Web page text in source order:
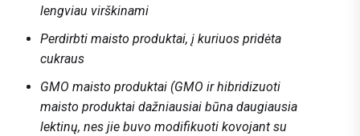
lengviau virškinami
Perdirbti maisto produktai, į kuriuos pridėta
cukraus
GMO maisto produktai (GMO ir hibridizuoti
maisto produktai dažniausiai būna daugiausia
lektinų, nes jie buvo modifikuoti kovojant su